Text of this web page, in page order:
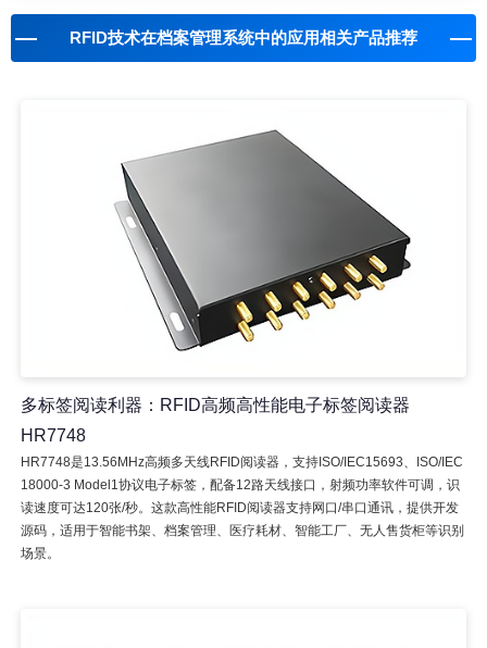
RFID技术在档案管理系统中的应用相关产品推荐
多标签阅读利器：RFID高频高性能电子标签阅读器
HR7748
HR7748是13.56MHz高频多天线RFID阅读器，支持ISO/IEC15693、ISO/IEC
18000-3 Model1协议电子标签，配备12路天线接口，射频功率软件可调，识
读速度可达120张/秒。这款高性能RFID阅读器支持网口/串口通讯，提供开发
源码，适用于智能书架、档案管理、医疗耗材、智能工厂、无人售货柜等识别
场景。